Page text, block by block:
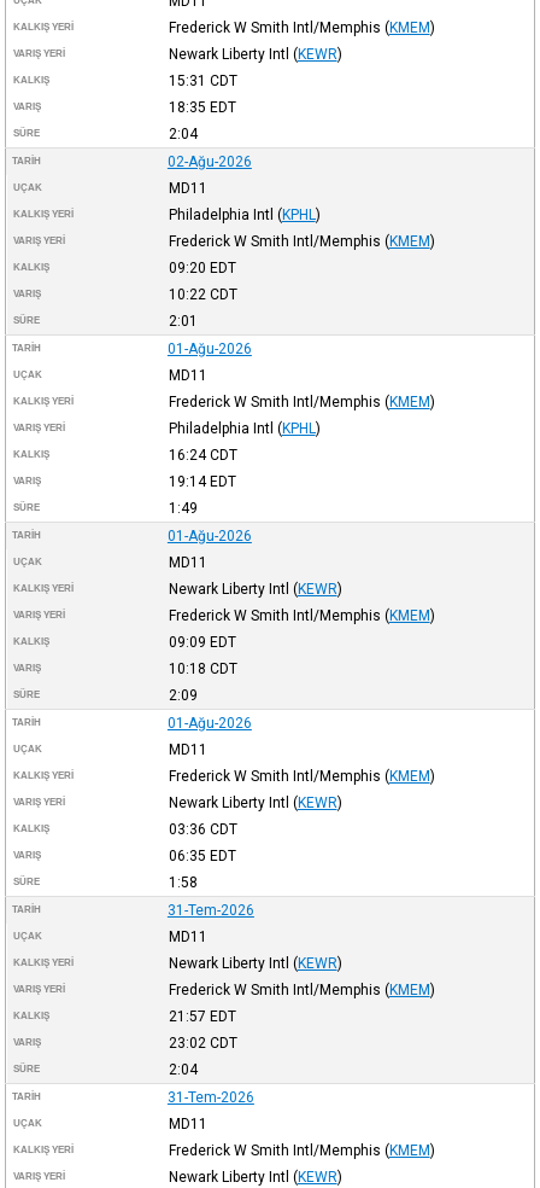
KALKIŞ YERI Frederick W Smith Intl/Memphis (KMEM)
VARIŞ YERI Newark Liberty Intl (KEWR)
KALKIŞ 15:31 CDT
VARIŞ 18:35 EDT
SÜRE 2:04
TARIH 02-Ağu-2026
UÇAK MD11
KALKIŞ YERI Philadelphia Intl (KPHL )
VARIŞ YERI Frederick W Smith Intl/Memphis (KMEM)
KALKIŞ 09:20 EDT
VARIŞ 10:22 CDT
SÜRE 2:01
TARIH 01-Ağu-2026
UÇAK MD11
KALKIŞ YERI Frederick W Smith Intl/Memphis (KMEM)
VARIŞ YERI Philadelphia Intl (KPHL )
KALKIŞ 16:24CDT
VARIŞ 19:14EDT
SÜRE 1:49
TARIH 01-Ağu-2026
UÇAK MD11
KALKIŞ YERI Newark Liberty Intl (KEWR)
VARIŞ YERI Frederick W Smith Intl/Memphis (KMEM)
KALKIŞ 09:09 EDT
VARIŞ 10:18 CDT
SÜRE 2:09
TARIH 01-Ağu-2026
UÇAK MD11
KALKIŞ YERI Frederick W Smith Intl/Memphis (KMEM)
VARIŞ YERI Newark Liberty Intl (KEWR)
KALKIŞ 03:36 CDT
VARIŞ 06:35 EDT
SÜRE 1:58
TARIH 31-Tem-2026
UÇAK MD11
KALKIŞ YERI Newark Liberty Intl (KEWR)
VARIŞ YERI Frederick W Smith Intl/Memphis (KMEM)
KALKIŞ 21:57 EDT
VARIŞ 23:02 CDT
SÜRE 2:04
TARIH 31-Tem-2026
UÇAK MD11
KALKIŞ YERI Frederick W Smith Intl/Memphis (KMEM)
VARIŞ YERI Newark Liberty Intl (KEWR)